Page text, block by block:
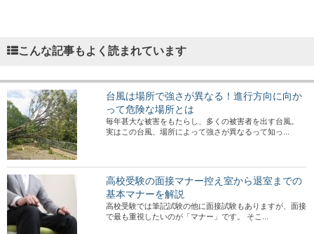
こんな記事もよく読まれています
台風は場所で強さが異なる！進行方向に向か
って危険な場所とは
毎年甚大な被害をもたらし、多くの被害者を出す台風。
実はこの台風、場所によって強さが異なるって知っ...
高校受験の面接マナー控え室から退室までの
基本マナーを解説
高校受験では筆記試験の他に面接試験もありますが、面接
で最も重視したいのが「マナー」です。 そこ...